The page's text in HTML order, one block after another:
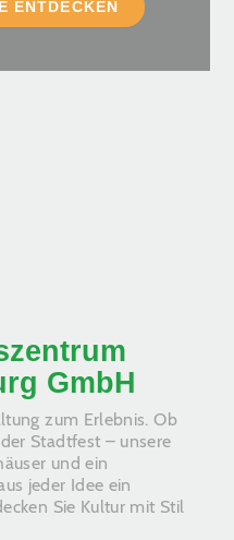
ENTDECKEN
GmbH
zum Erlebnis. Ob
Stadtfest – unsere
und ein
jeder Idee ein
Sie Kultur mit Stil